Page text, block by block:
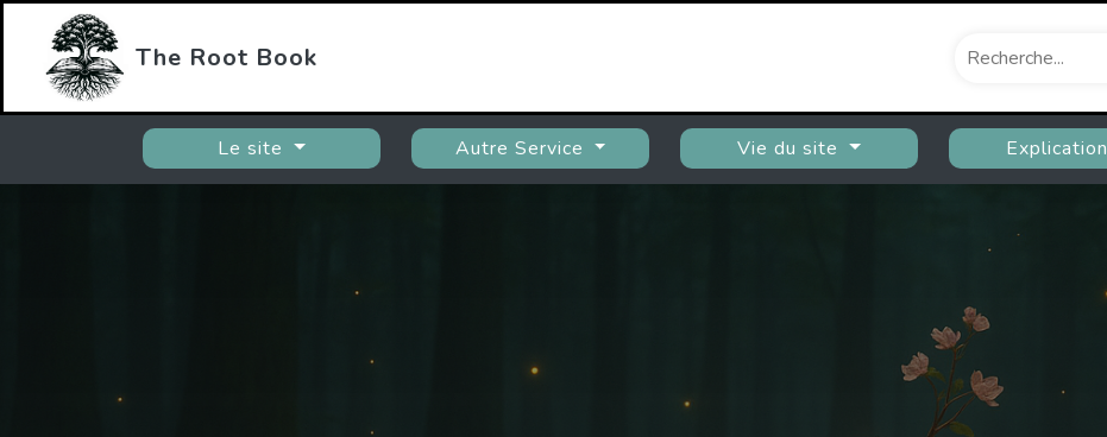
The Root Book
Le site Autre Service Vie du site Explication